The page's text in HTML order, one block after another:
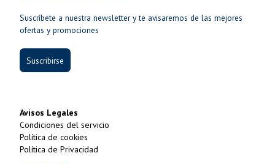
Suscríbete a nuestra newsletter y te avisaremos de las mejores
ofertas y promociones
Suscribirse
Avisos Legales
Condiciones del servicio
Política de cookies
Política de Privacidad